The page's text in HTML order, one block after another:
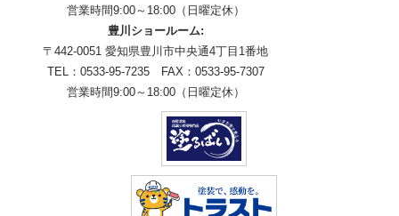
営業時間9:00～18:00（日曜定休）
豊川ショールーム:
〒442-0051 愛知県豊川市中央通4丁目1番地
TEL：0533-95-7235 FAX：0533-95-7307
営業時間9:00～18:00（日曜定休）